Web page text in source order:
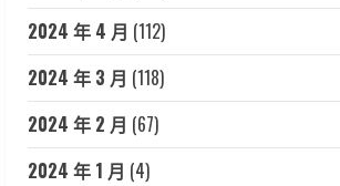
2024 年 4 月 (112)
2024 年 3 月 (118)
2024 年 2 月 (67)
2024 年 1 月 (4)